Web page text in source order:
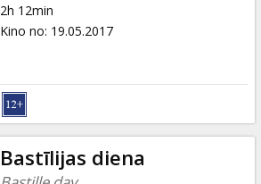
2h 12min
Kino no: 19.05.2017
Bastīlijas diena